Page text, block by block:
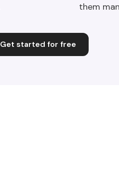
them
Get started for free